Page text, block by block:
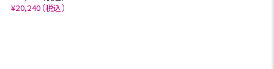
¥20,240（税込）